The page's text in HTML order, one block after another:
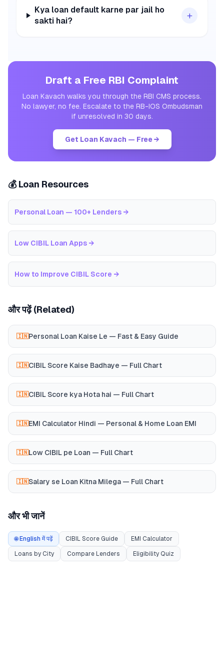
Kya loan default karne par jail ho
sakti hai?
+
Draft a Free RBI Complaint
Loan Kavach walks you through the RBI CMS process.
No lawyer, no fee. Escalate to the RB-IOS Ombudsman
if unresolved in 30 days.
Get Loan Kavach — Free →
💰 Loan Resources
Personal Loan — 100+ Lenders →
Low CIBIL Loan Apps →
How to Improve CIBIL Score →
और पढ़ें (Related)
🇮🇳Personal Loan Kaise Le — Fast & Easy Guide
🇮🇳CIBIL Score Kaise Badhaye — Full Chart
🇮🇳CIBIL Score kya Hota hai — Full Chart
🇮🇳EMI Calculator Hindi — Personal & Home Loan EMI
🇮🇳Low CIBIL pe Loan — Full Chart
🇮🇳Salary se Loan Kitna Milega — Full Chart
और भी जानें
🌐 English में पढ़ें CIBIL Score Guide EMI Calculator
Loans by City Compare Lenders Eligibility Quiz